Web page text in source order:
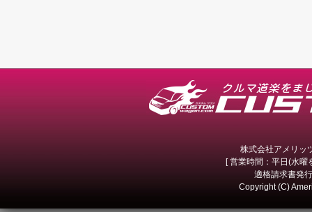
株式会社アメリ
[ 営業時間：平日(水
適格請求書発
Copyright (C)